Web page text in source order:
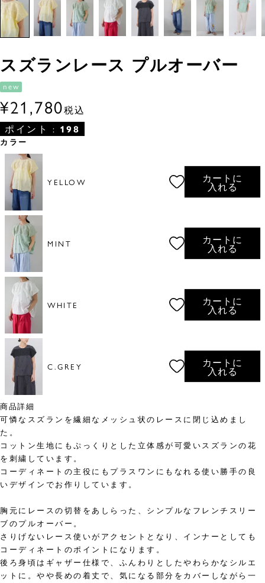
スズランレース プルオーバー
new
¥21,780税込
ポイント : 198
カラー
YELLOW
カートに
入れる
MINT
カートに
入れる
WHITE
カートに
入れる
C.GREY
カートに
入れる
商品詳細
可憐なスズランを繊細なメッシュ状のレースに閉じ込めまし
た。
コットン生地にもぷっくりとした立体感が可愛いスズランの花
を刺繍しています。
コーディネートの主役にもプラスワンにもなれる使い勝手の良
いデザインでお作りしています。
胸元にレースの切替をあしらった、シンプルなフレンチスリー
ブのプルオーバー。
さりげないレース使いがアクセントとなり、インナーとしても
コーディネートのポイントになります。
後ろ身頃はギャザー仕様で、ふんわりとしたやわらかなシルエ
ットに。やや長めの着丈で、気になる部分をカバーしながら一